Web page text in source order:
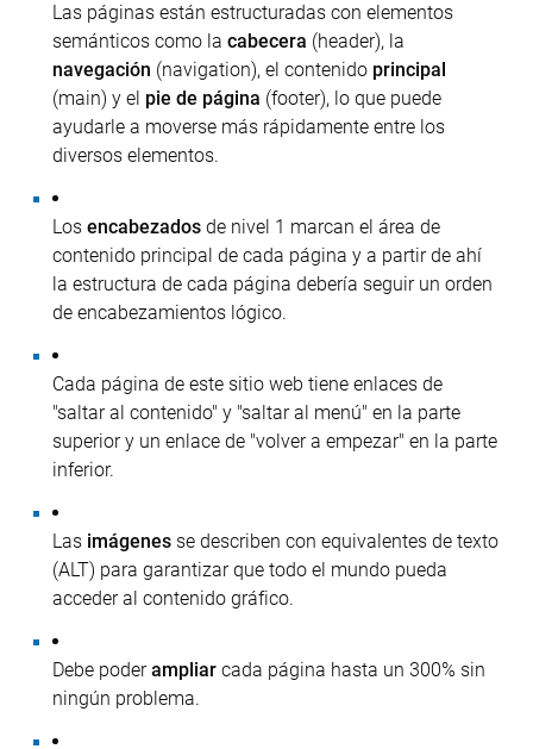
Las páginas están estructuradas con elementos
semánticos como lacabecera (header), la
navegación (navigation), el contenido principal
(main) y el pie de página (footer), lo que puede
ayudarle a moverse más rápidamente entre los
diversos elementos.
Losencabezados de nivel 1 marcan el área de
contenido principal de cada página y a partir de ahí
la estructura de cada página debería seguir un orden
de encabezamientos lógico.
Cada página de este sitio web tiene enlaces de
"saltar al contenido" y "saltar al menú" en la parte
superior y un enlace de "volver a empezar" en la parte
inferior.
Las imágenes se describen con equivalentes de texto
(ALT) para garantizar que todo el mundo pueda
acceder al contenido gráfico.
Debe poderampliar cada página hasta un 300% sin
ningún problema.